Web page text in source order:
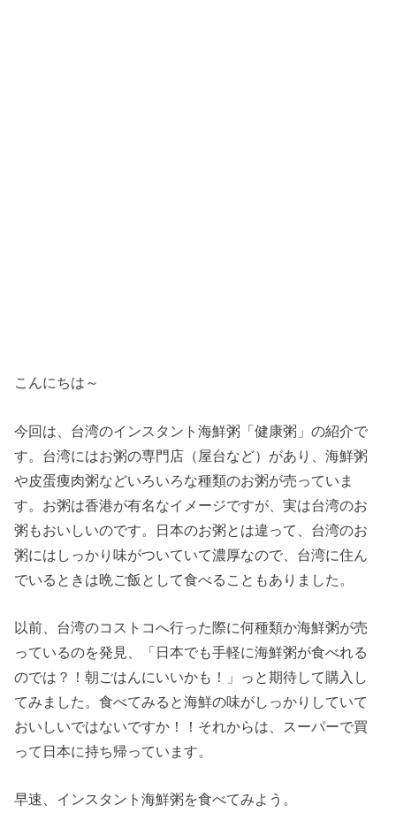
こんにちは～
今回は、台湾のインスタント海鮮粥「健康粥」の紹介で
す。台湾にはお粥の専門店（屋台など）があり、海鮮粥
や皮蛋痩肉粥などいろいろな種類のお粥が売っていま
す。お粥は香港が有名なイメージですが、実は台湾のお
粥もおいしいのです。日本のお粥とは違って、台湾のお
粥にはしっかり味がついていて濃厚なので、台湾に住ん
でいるときは晩ご飯として食べることもありました。
以前、台湾のコストコへ行った際に何種類か海鮮粥が売
っているのを発見、「日本でも手軽に海鮮粥が食べれる
のでは？！朝ごはんにいいかも！」っと期待して購入し
てみました。食べてみると海鮮の味がしっかりしていて
おいしいではないですか！！それからは、スーパーで買
って日本に持ち帰っています。
早速、インスタント海鮮粥を食べてみよう。